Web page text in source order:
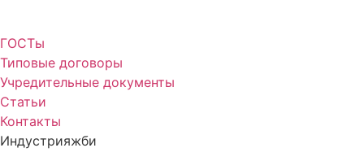
ГОСТы
Типовые договоры
Учредительные документы
Статьи
Контакты
Индустрияжби